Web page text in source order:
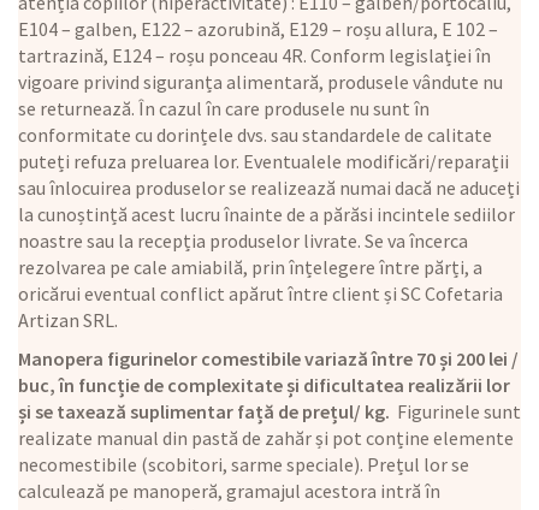
E104 – galben, E122 – azorubină, E129 – roșu allura, E 102 –
tartrazină, E124 – roșu ponceau 4R. Conform legislației în
vigoare privind siguranța alimentară, produsele vândute nu
se returnează. În cazul în care produsele nu sunt în
conformitate cu dorințele dvs. sau standardele de calitate
puteți refuza preluarea lor. Eventualele modificări/reparații
sau înlocuirea produselor se realizează numai dacă ne aduceți
la cunoștință acest lucru înainte de a părăsi incintele sediilor
noastre sau la recepția produselor livrate. Se va încerca
rezolvarea pe cale amiabilă, prin înțelegere între părți, a
oricărui eventual conflict apărut între client și SC Cofetaria
Artizan SRL.
Manopera figurinelor comestibile variază între 70 și 200 lei /
buc, în funcție de complexitate și dificultatea realizării lor
și se taxează suplimentar față de prețul/ kg. Figurinele sunt
realizate manual din pastă de zahăr și pot conține elemente
necomestibile (scobitori, sarme speciale). Prețul lor se
calculează pe manoperă, gramajul acestora intră în